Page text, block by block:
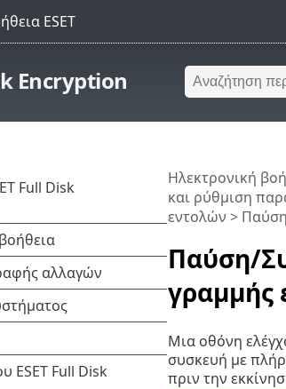
Encryption
Παύση/
γραμμής
Ηλεκτρονική
και ρύθμιση
εντολών >
Μια οθόνη
συσκευή με
πριν την